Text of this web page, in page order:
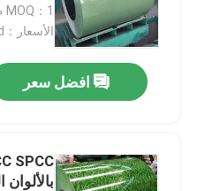
MOQ：1 طن
الأسعار：Negotiated
افضل سعر